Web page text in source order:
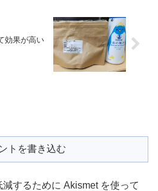
効果が高い
トを書き込む
するために Akismet を使って